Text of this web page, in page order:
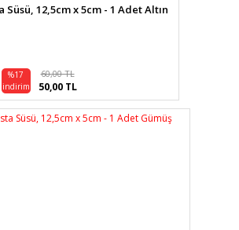
Süsü, 12,5cm x 5cm - 1 Adet Altın
%17
indirim
60,00 TL
50,00 TL